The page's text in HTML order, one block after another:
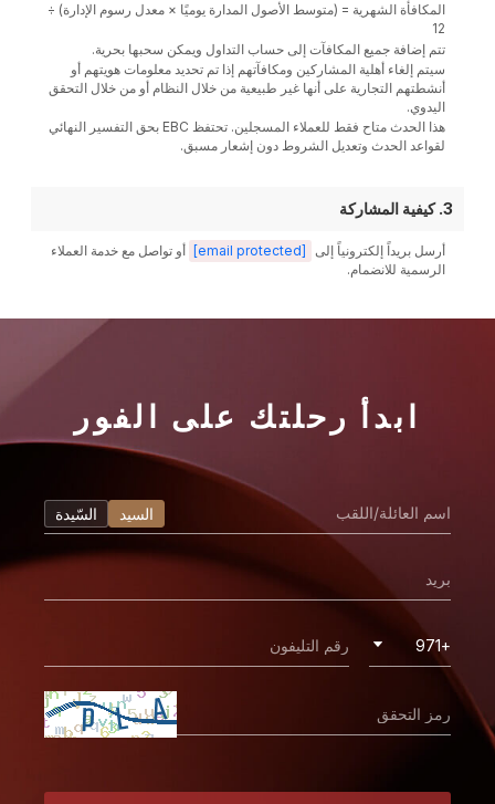
المكافأة الشهرية = (متوسط الأصول المدارة يوميًا × معدل رسوم الإدارة) ÷
12
تتم إضافة جميع المكافآت إلى حساب التداول ويمكن سحبها بحرية.
سيتم إلغاء أهلية المشاركين ومكافآتهم إذا تم تحديد معلومات هويتهم أو
أنشطتهم التجارية على أنها غير طبيعية من خلال النظام أو من خلال التحقق
اليدوي.
هذا الحدث متاح فقط للعملاء المسجلين. تحتفظ EBC بحق التفسير النهائي
لقواعد الحدث وتعديل الشروط دون إشعار مسبق.
3. كيفية المشاركة
أرسل بريداً إلكترونياً إلى [email protected]
أو تواصل مع خدمة العملاء
الرسمية للانضمام.
ابدأ رحلتك على الفور
السيد السّيدة
+971